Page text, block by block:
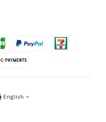
English